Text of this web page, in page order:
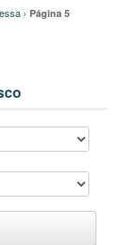
› Página 5